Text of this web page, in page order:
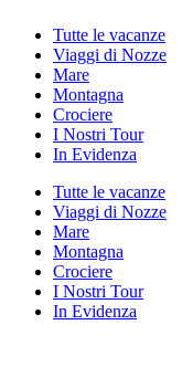
Tutte le vacanze
Viaggi di Nozze
Mare
Montagna
Crociere
I Nostri Tour
In Evidenza
Tutte le vacanze
Viaggi di Nozze
Mare
Montagna
Crociere
I Nostri Tour
In Evidenza